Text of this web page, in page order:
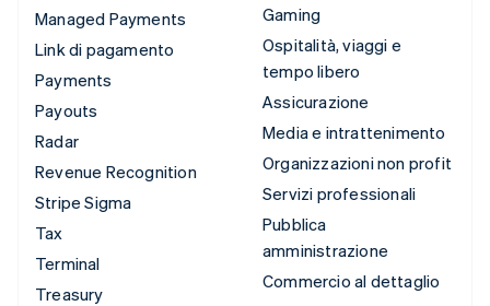
Managed Payments
Link di pagamento
Payments
Payouts
Radar
Revenue Recognition
Stripe Sigma
Tax
Terminal
Treasury
Gaming
Ospitalità, viaggi e
tempo libero
Assicurazione
Media e intrattenimento
Organizzazioni non profit
Servizi professionali
Pubblica
amministrazione
Commercio al dettaglio